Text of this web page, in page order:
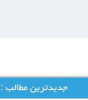
جدیدترین مطالب :